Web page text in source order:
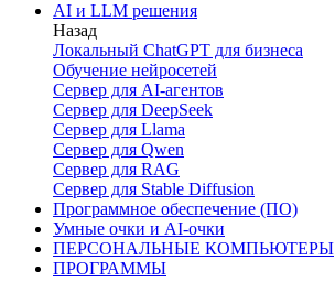
AI и LLM решения
Назад
Локальный ChatGPT для бизнеса
Обучение нейросетей
Сервер для AI-агентов
Сервер для DeepSeek
Сервер для Llama
Сервер для Qwen
Сервер для RAG
Сервер для Stable Diffusion
Программное обеспечение (ПО)
Умные очки и AI-очки
ПЕРСОНАЛЬНЫЕ КОМПЬЮТЕРЫ
ПРОГРАММЫ